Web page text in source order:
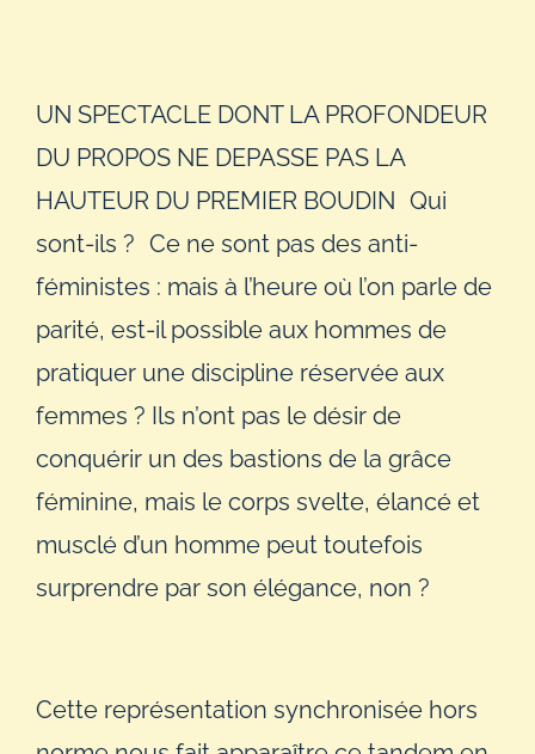
UN SPECTACLE DONT LA PROFONDEUR
DU PROPOS NE DEPASSE PAS LA
HAUTEUR DU PREMIER BOUDIN Qui
sont-ils ? Ce ne sont pas des anti-
féministes : mais à l’heure où l’on parle de
parité, est-il possible aux hommes de
pratiquer une discipline réservée aux
femmes ? Ils n’ont pas le désir de
conquérir un des bastions de la grâce
féminine, mais le corps svelte, élancé et
musclé d’un homme peut toutefois
surprendre par son élégance, non ?
Cette représentation synchronisée hors